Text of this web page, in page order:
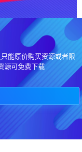
能原价购买资源或者限
源可免费下载